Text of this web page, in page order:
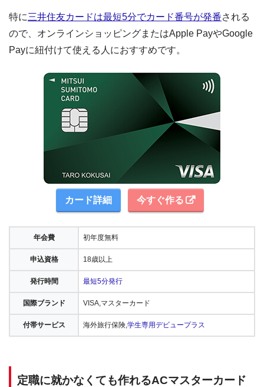
特に三井住友カードは最短5分でカード番号が発番される
ので、オンラインショッピングまたはApple PayやGoogle
Payに紐付けて使える人におすすめです。
カード詳細 今すぐ作る
年会費 初年度無料
申込資格 18歳以上
発行時間 最短5分発行
国際ブランド VISA,マスターカード
付帯サービス 海外旅行保険,学生専用デビュープラス
定職に就かなくても作れるACマスターカード